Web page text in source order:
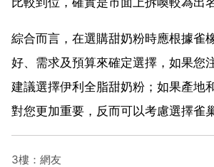
綜合而言，在選購甜奶粉時應根據雀
好、需求及預算來確定選擇，如果您
建議選擇伊利全脂甜奶粉；如果產地
對您更加重要，反而可以考慮選擇雀巢
3樓：網友